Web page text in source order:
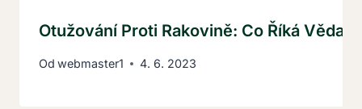
Otužování Proti Rakovině: Co Říká Věda
Od webmaster1 4. 6. 2023